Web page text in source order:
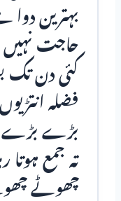
بہترین دوا
حاجت نہیں
کئی دن تک
فضلہ
بڑے بڑے
تہ جمع
چھوٹے